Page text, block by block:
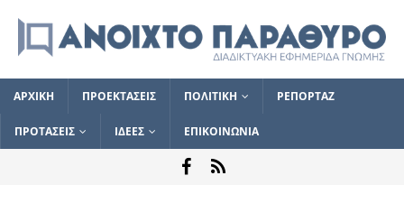
ΑΡΧΙΚΗ ΠΡΟΕΚΤΑΣΕΙΣ ΠΟΛΙΤΙΚΗ ΡΕΠΟΡΤΑΖ
ΠΡΟΤΑΣΕΙΣ ΙΔΕΕΣ ΕΠΙΚΟΙΝΩΝΙΑ